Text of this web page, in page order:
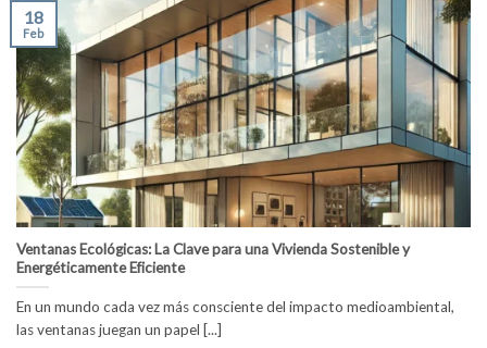
Ventanas Ecológicas: La Clave para una Vivienda Sostenible y
Energéticamente Eficiente
En un mundo cada vez más consciente del impacto medioambiental,
las ventanas juegan un papel [...]
18
Feb